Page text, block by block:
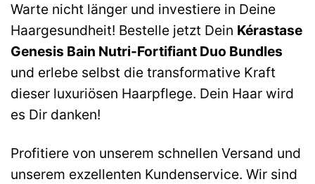
Warte nicht länger und investiere in Deine
Haargesundheit! Bestelle jetzt Dein Kérastase
Genesis Bain Nutri-Fortifiant Duo Bundles
und erlebe selbst die transformative Kraft
dieser luxuriösen Haarpflege. Dein Haar wird
es Dir danken!
Profitiere von unserem schnellen Versand und
unserem exzellenten Kundenservice. Wir sind